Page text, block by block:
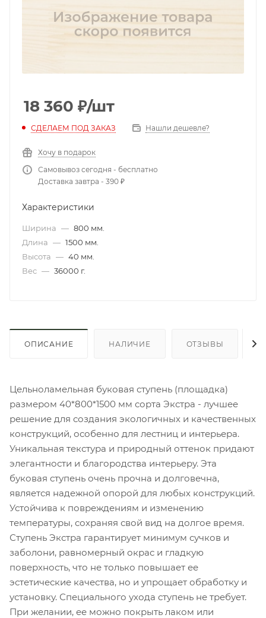
18 360 ₽/шт
СДЕЛАЕМ ПОД ЗАКАЗ Нашли дешевле?
Хочу в подарок
Самовывоз сегодня - бесплатно
Доставка завтра - 390 ₽
Характеристики
Ширина — 800 мм.
Длина — 1500 мм.
Высота — 40 мм.
Вес — 36000 г.
ОПИСАНИЕ НАЛИЧИЕ ОТЗЫВЫ
Цельноламельная буковая ступень (площадка)
размером 40*800*1500 мм сорта Экстра - лучшее
решение для создания экологичных и качественных
конструкций, особенно для лестниц и интерьера.
Уникальная текстура и природный оттенок придают
элегантности и благородства интерьеру. Эта
буковая ступень очень прочна и долговечна,
является надежной опорой для любых конструкций.
Устойчива к повреждениям и изменению
температуры, сохраняя свой вид на долгое время.
Ступень Экстра гарантирует минимум сучков и
заболони, равномерный окрас и гладкую
поверхность, что не только повышает ее
эстетические качества, но и упрощает обработку и
установку. Специального ухода ступень не требует.
При желании, ее можно покрыть лаком или